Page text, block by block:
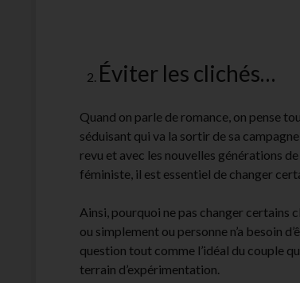
Éviter les clichés…
Quand on parle de romance, on pense
séduisant qui va la sortir de sa
revu et avec les nouvelles générations
féministe, il est essentiel de changer
Ainsi, pourquoi ne pas changer certains
ou simplement ou personne n’a besoin
question tout comme l’idéal du couple
terrain d’expérimentation.